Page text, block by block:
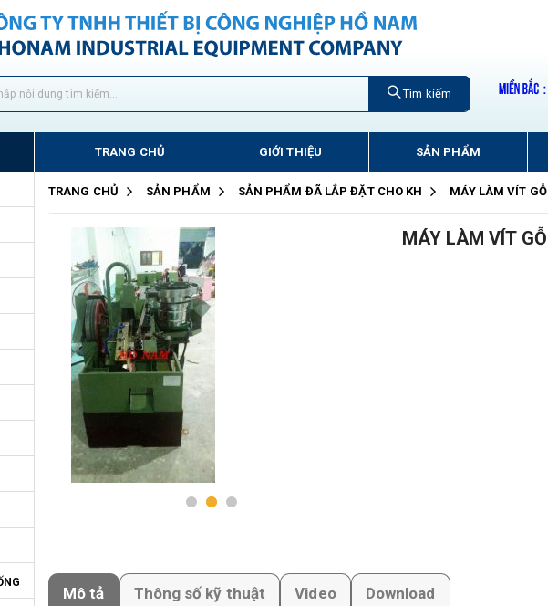
Tìm kiếm
TRANG CHỦ GIỚI THIỆU SẢN PHẨM
TRANG CHỦ SẢN PHẨM SẢN PHẨM ĐÃ LẮP ĐẶT CHO KH MÁY LÀM VÍT GỖ
MÁY LÀM VÍT GỖ
Mô tả Thông số kỹ thuật Video Download